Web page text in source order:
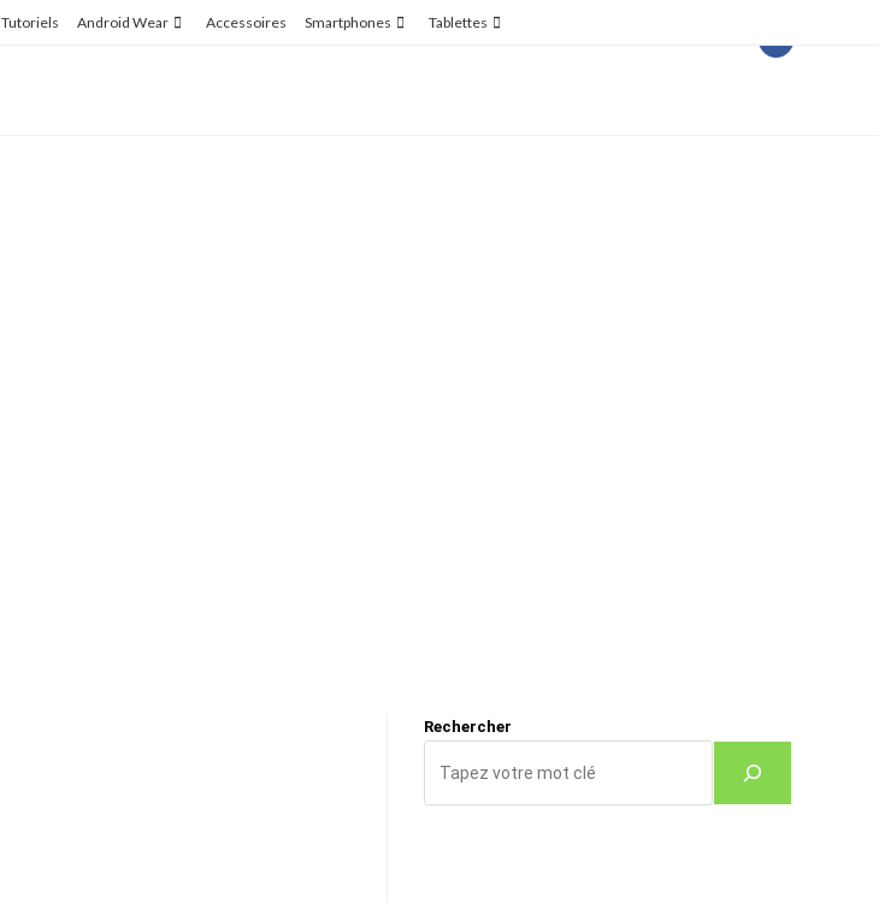
Tutoriels Android Wear Accessoires Smartphones Tablettes
Rechercher